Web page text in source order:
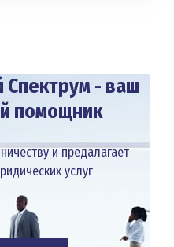
Спектрум - ваш
помощник
и предалагает
услуг